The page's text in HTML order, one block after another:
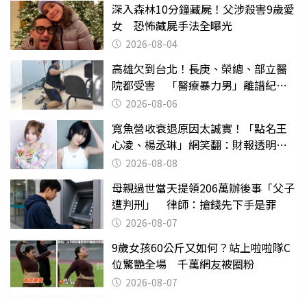
深入森林10分鐘藏屍！父涉殺害9歲愛
女 恐怖藏屍手法全曝光
2026-08-04
高雄欠到台北！長庚、榮總、部立醫
院都受害 「醫療暴力男」離譜紀錄
曝光2026-08-06
寬魚營收衰退原因太誠實！「點名王
心凌、楊丞琳」網笑翻：財報透明度
滿分2026-08-08
母親過世當天提領206萬辦後事「父子
遭判刑」 律師：搶錢先下手是罪
2026-08-07
9歲女孩60公斤又如何？站上啦啦隊C
位驚艷全場 千萬網友被圈粉
2026-08-07